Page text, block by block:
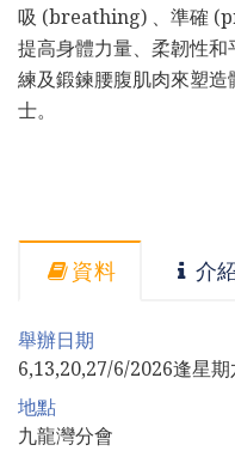
吸 (breathing) 、準確
提高身體力量、柔韌性
練及鍛鍊腰腹肌肉來塑
士。
資料 介
舉辦日期
6,13,20,27/6/2026逢星
地點
九龍灣分會